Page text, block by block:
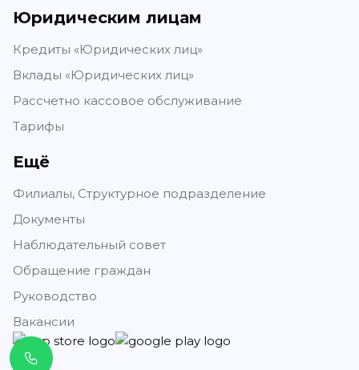
Юридическим лицам
Кредиты «Юридических лиц»
Вклады «Юридических лиц»
Рассчетно кассовое обслуживание
Тарифы
Ещё
Филиалы, Структурное подразделение
Документы
Наблюдательный совет
Обращение граждан
Руководство
Вакансии